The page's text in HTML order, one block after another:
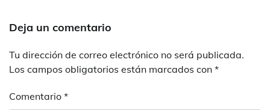
Deja un comentario
Tu dirección de correo electrónico no será publicada.
Los campos obligatorios están marcados con *
Comentario *